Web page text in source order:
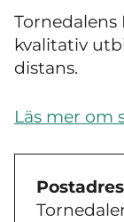
kvalitativ
distans.
Läs mer om